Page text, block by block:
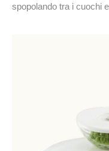
spopolando tra i cuochi